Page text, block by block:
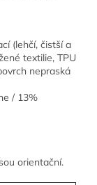
(lehčí, čistší a
textilie, TPU
nepraská
/ 13%
orientační.